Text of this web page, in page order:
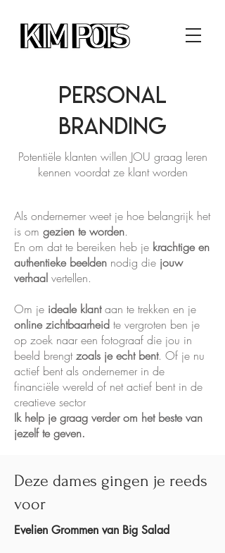
Personal
branding
Potentiële klanten willen JOU graag leren
kennen voordat ze klant worden
Als ondernemer weet je hoe belangrijk het
is om gezien te worden.
En om dat te bereiken heb je krachtige en
authentieke beelden nodig die jouw
verhaal vertellen.
Om je ideale klantaan te trekken en je
online zichtbaarheid te vergroten ben je
op zoek naar een fotograaf die jou in
beeld brengtzoals je echt bent. Of je nu
actief bent als ondernemer in de
financiële wereld of net actief bent in de
creatieve sector
Ik help je graag verder om het beste van
jezelf te geven.
Deze dames gingen je reeds
voor
Evelien Grommen van Big Salad